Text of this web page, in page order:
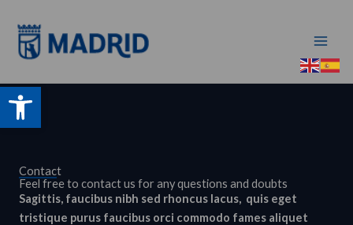
Abrir barra de herramientas
contenido
Contact
Feel free to contact us for any questions and doubts​
Sagittis, faucibus nibh sed rhoncus lacus, quis eget
tristique purus faucibus orci commodo fames aliquet